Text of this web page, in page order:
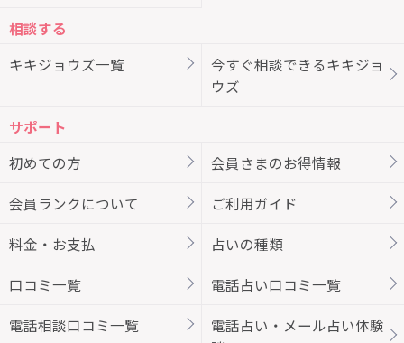
相談する
キキジョウズ一覧
今すぐ相談できるキキジョ
ウズ
サポート
初めての方
会員さまのお得情報
会員ランクについて ご利用ガイド
料金・お支払 占いの種類
口コミ一覧 電話占い口コミ一覧
電話相談口コミ一覧
電話占い・メール占い体験